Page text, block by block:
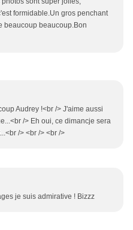
formidable.Un gros penchant
beaucoup beaucoup.Bon
Audrey !<br /> J'aime aussi
/> Eh oui, ce dimancje sera
/> <br /> <br />
je suis admirative ! Bizzz